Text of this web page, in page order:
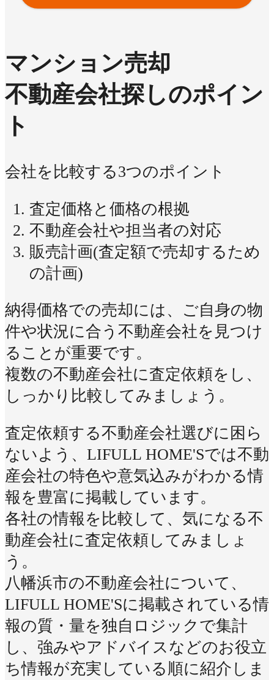
マンション売却
不動産会社探しのポイン
ト
会社を比較する3つのポイント
査定価格と価格の根拠
不動産会社や担当者の対応
販売計画(査定額で売却するため
の計画)
納得価格での売却には、ご自身の物
件や状況に合う不動産会社を見つけ
ることが重要です。
複数の不動産会社に査定依頼をし、
しっかり比較してみましょう。
査定依頼する不動産会社選びに困ら
ないよう、LIFULL HOME'Sでは不動
産会社の特色や意気込みがわかる情
報を豊富に掲載しています。
各社の情報を比較して、気になる不
動産会社に査定依頼してみましょ
う。
八幡浜市の不動産会社について、
LIFULL HOME'Sに掲載されている情
報の質・量を独自ロジックで集計
し、強みやアドバイスなどのお役立
ち情報が充実している順に紹介しま